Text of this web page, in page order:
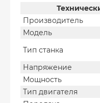
Производитель
Модель
Тип станка
Напряжение
Мощность
Тип двигателя